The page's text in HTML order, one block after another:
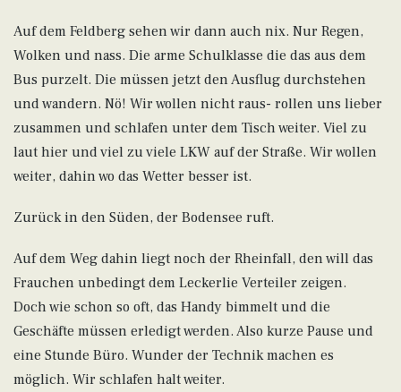
Auf dem Feldberg sehen wir dann auch nix. Nur Regen,
Wolken und nass. Die arme Schulklasse die das aus dem
Bus purzelt. Die müssen jetzt den Ausflug durchstehen
und wandern. Nö! Wir wollen nicht raus- rollen uns lieber
zusammen und schlafen unter dem Tisch weiter. Viel zu
laut hier und viel zu viele LKW auf der Straße. Wir wollen
weiter, dahin wo das Wetter besser ist.
Zurück in den Süden, der Bodensee ruft.
Auf dem Weg dahin liegt noch der Rheinfall, den will das
Frauchen unbedingt dem Leckerlie Verteiler zeigen.
Doch wie schon so oft, das Handy bimmelt und die
Geschäfte müssen erledigt werden. Also kurze Pause und
eine Stunde Büro. Wunder der Technik machen es
möglich. Wir schlafen halt weiter.